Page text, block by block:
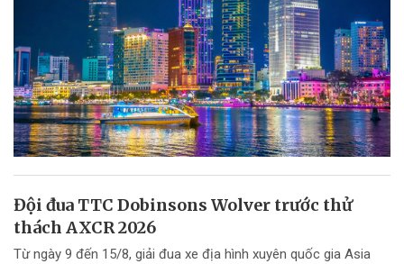
Đội đua TTC Dobinsons Wolver trước thử
thách AXCR 2026
Từ ngày 9 đến 15/8, giải đua xe địa hình xuyên quốc gia Asia